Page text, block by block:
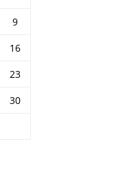
9
16
23
30